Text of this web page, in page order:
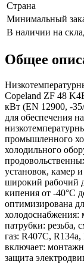
Страна
Минимальный
В наличии на
Общее
Copeland ZF 48
кВт (EN 12900, -
для обеспечения
промышленного
холодильного
установок, камер
широкий рабочий
кипения от -40°C
оптимизирована
холодоснабжения:
патрубки: резьба,
газ: R407C,
включает:
защита